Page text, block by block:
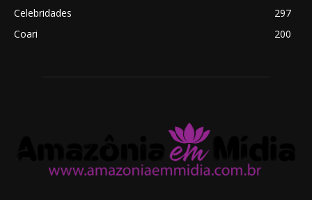
Celebridades
297
Coari
200